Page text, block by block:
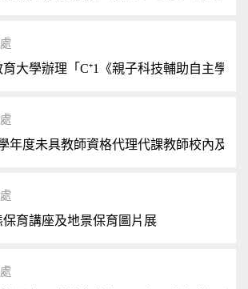
大學辦理「C⁺1《親子科技輔助自主學
年度未具教師資格代理代課教師校內及跨
保育講座及地景保育圖片展